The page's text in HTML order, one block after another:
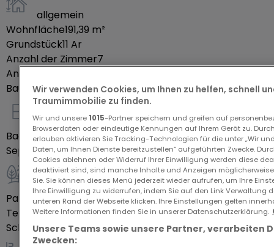
Terrain encore constructible
Maison lumineuse et familiale
À proximité de Verny :
pharmacie, supermarché, médecins et accès
rapide vers Metz.
allgemein
Wohnfläche191,39 m²
Grundstück11 Ar
Anzahl der Zimmer7
Anzahl Schlafzimmer
Baujahr laut Energieausweis 1930
Innenausstattung
Badezimmer1
Separate Toiletten3
Außenbereich
Parkplatz im Freien3
TerrasseJa
SchwimmbeckenJa
Wir verwenden Cookies, um Ihnen zu helfen, schnell
Traumimmobilie zu finden.
Wir und unsere 1015-Partner speichern und greifen auf
Browserdaten oder eindeutige Kennungen auf Ihrem Gerät zu.
erlauben aktivieren Sie Tracking-Technologien für die unter „Wir
Daten, um Ihnen Dienste bereitzustellen“ aufgeführten Zwecke.
Cookies ablehnen oder Widerruf Ihrer Einwilligung werden diese
deaktiviert sind, sind manche Inhalte und Anzeigen
Sie. Sie können dieses Menü jederzeit wieder aufrufen, um Ihre
Ihre Einwilligung zu widerrufen, indem Sie auf den Link Verwaltung
unteren Rand der Webseite klicken. Ihre Einstellungen gelten
Weitere Informationen finden Sie in unserer Datenschutzerklärung.
Unsere Teams sowie unsere Partner, verarbeiten
Zwecken: